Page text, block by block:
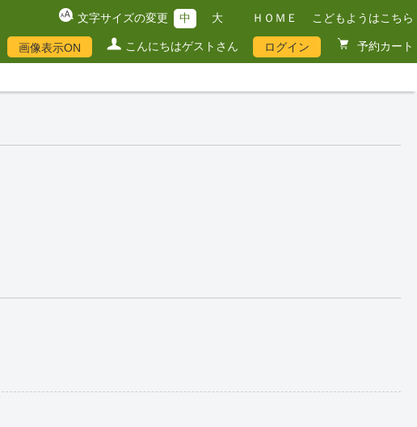
文字サイズの変更 中 大 ＨＯＭＥ こどもようはこちら
画像表示ON こんにちはゲストさん ログイン 予約カート